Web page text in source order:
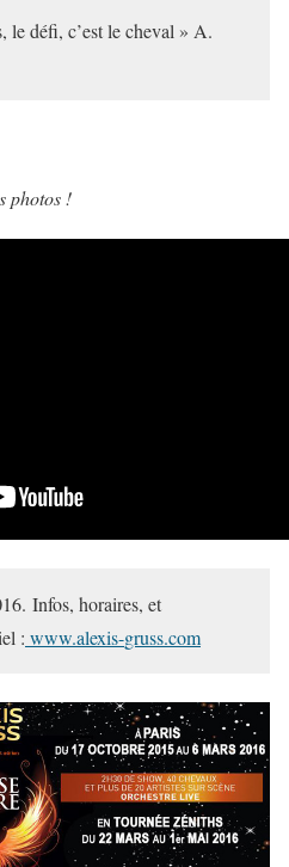
le défi, c’est le cheval » A.
photos !
Infos, horaires, et
: www.alexis-gruss.com